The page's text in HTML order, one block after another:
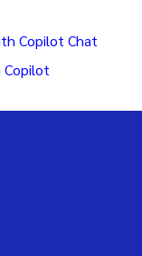
Copilot Chat
Copilot